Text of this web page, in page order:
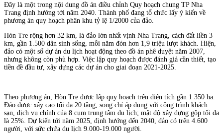
Đây là một trong nội dung đồ án điều chỉnh Quy hoạch chung TP Nha
Trang định hướng tới năm 2040. Thành phố đang tổ chức lấy ý kiến về
phương án quy hoạch phân khu tỷ lệ 1/2000 của đảo.
Hòn Tre rộng hơn 32 km, là đảo lớn nhất vịnh Nha Trang, cách đất liền 3
km, gần 1.500 dân sinh sống, mỗi năm đón hơn 1,9 triệu lượt khách. Hiện,
đảo có một số dự án du lịch hoạt động theo đồ án phê duyệt năm 2007,
nhưng không còn phù hợp. Việc lập quy hoạch được đánh giá cần thiết, tạo
tiền đề đầu tư, xây dựng các dự án cho giai đoạn 2021-2025.
Theo phương án, Hòn Tre được lập quy hoạch trên diện tích gần 1.350 ha.
Đảo được xây cao tối đa 20 tầng, song chỉ áp dụng với công trình khách
sạn, dịch vụ chính của 8 cụm trung tâm du lịch; mật độ xây dựng gộp tối đa
là 25%. Dự kiến tới năm 2025, định hướng đến 2040, đảo có trên 4.600
người, với sức chứa du lịch 9.000-19.000 người.